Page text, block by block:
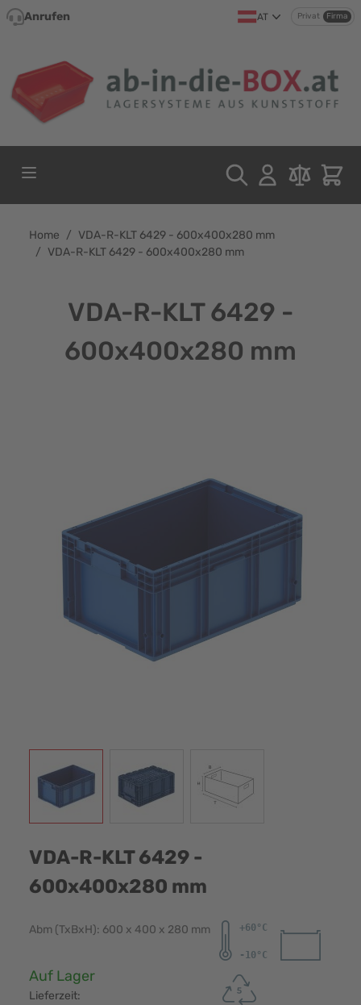
Direkt zum Inhalt
Anrufen AT Privat Firma
Home / VDA-R-KLT 6429 - 600x400x280 mm
/ VDA-R-KLT 6429 - 600x400x280 mm
VDA-R-KLT 6429 -
600x400x280 mm
VDA-R-KLT 6429 -
600x400x280 mm
Abm (TxBxH): 600 x 400 x 280 mm
Verfügbarkeit:
Auf Lager
Lieferzeit: